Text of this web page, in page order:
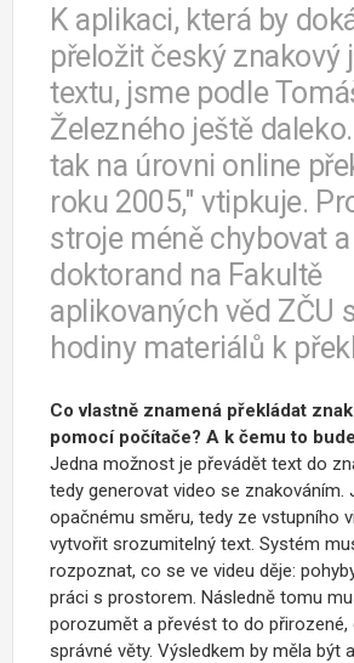
K aplikaci, která by
přeložit český znakový
textu, jsme podle
Železného ještě
tak na úrovni online
roku 2005," vtipkuje.
stroje méně chybovat
doktorand na Fakultě
aplikovaných věd ZČU
hodiny materiálů k
Co vlastně znamená překládat
pomocí počítače? A k čemu to
Jedna možnost je převádět text do
tedy generovat video se znakováním.
opačnému směru, tedy ze vstupního
vytvořit srozumitelný text. Systém
rozpoznat, co se ve videu děje:
práci s prostorem. Následně tomu
porozumět a převést to do přirozené,
správné věty. Výsledkem by měla být